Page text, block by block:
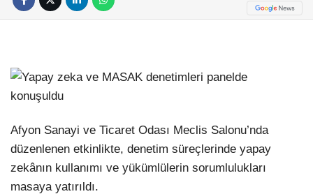
Afyon Sanayi ve Ticaret Odası Meclis Salonu’nda
düzenlenen etkinlikte, denetim süreçlerinde yapay
zekânın kullanımı ve yükümlülerin sorumlulukları
masaya yatırıldı.